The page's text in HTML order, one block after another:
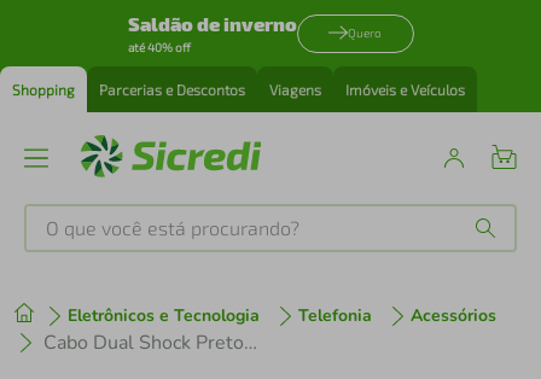
Saldão de inverno
até 40% off
Quero
Shopping Parcerias e Descontos Viagens Imóveis e Veículos
O que você está procurando?
Eletrônicos e Tecnologia Telefonia Acessórios
Cabo Dual Shock Preto Tipo C \ Type C \ Usb C ( 2 metros ) - Gshield
1º tenis